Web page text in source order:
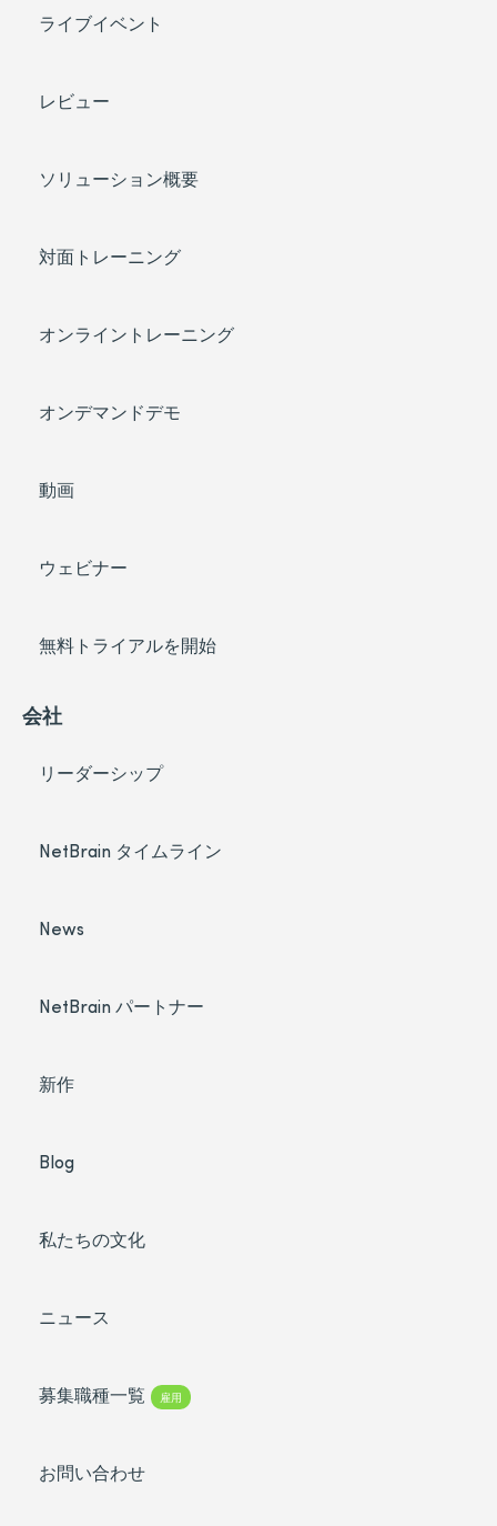
ライブイベント
レビュー
ソリューション概要
対面トレーニング
オンライントレーニング
オンデマンドデモ
動画
ウェビナー
無料トライアルを開始
会社
リーダーシップ
NetBrain タイムライン
News
NetBrain パートナー
新作
Blog
私たちの文化
ニュース
募集職種一覧 雇用
お問い合わせ